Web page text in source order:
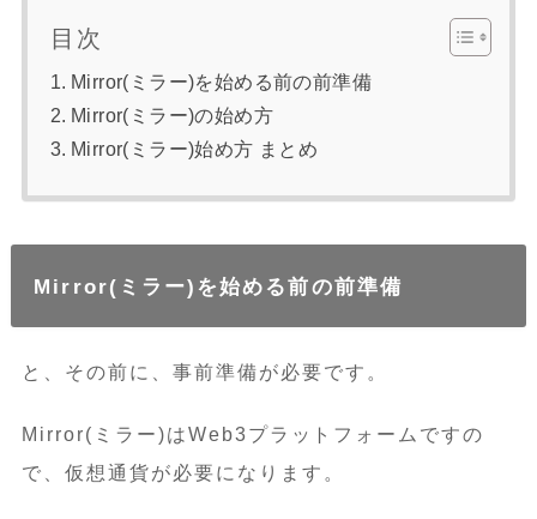
目次
Mirror(ミラー)を始める前の前準備
Mirror(ミラー)の始め方
Mirror(ミラー)始め方 まとめ
Mirror(ミラー) を始める前の前準備
と、その前に、事前準備が必要です。
Mirror(ミラー)はWeb3プラットフォームですの
で、仮想通貨が必要になります。